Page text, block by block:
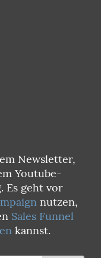
Newsletter,
Youtube-
Es geht vor
nutzen,
Sales Funnel
kannst.